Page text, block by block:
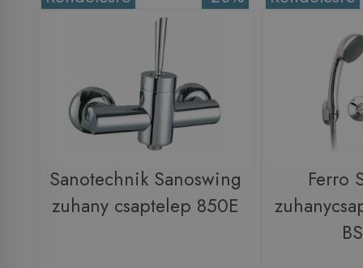
Sanotechnik Sanoswing
zuhany csaptelep 850E
Ferro